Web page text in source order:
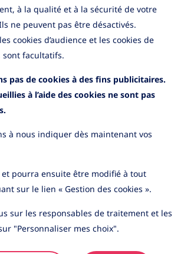
contenues sur ce site sont purement
susceptibles d’être modifiées sans
de l’évolution de l’environnement
à la qualité et à la sécurité de votre
ne peuvent pas être désactivés.
cookies d’audience et les cookies de
sont facultatifs.
pas de cookies à des fins publicitaires.
à l’aide des cookies ne sont pas
à nous indiquer dès maintenant vos
et pourra ensuite être modifié à tout
sur le lien « Gestion des cookies ».
sur les responsables de traitement et les
"Personnaliser mes choix".